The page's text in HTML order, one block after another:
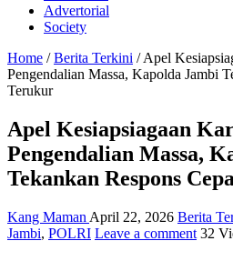
Advertorial
Society
Home / Berita Terkini / Apel
Pengendalian Massa, Kapolda Jambi
Terukur
Apel Kesiapsiagaan
Pengendalian Massa,
Tekankan Respons
Kang Maman April 22, 2026 Berita
Jambi, POLRI Leave a comment 32